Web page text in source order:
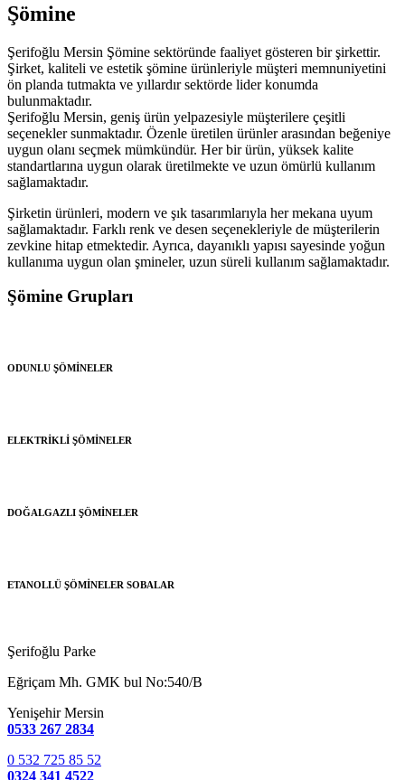
Şömine
Şerifoğlu Mersin Şömine sektöründe faaliyet gösteren bir şirkettir.
Şirket, kaliteli ve estetik şömine ürünleriyle müşteri memnuniyetini
ön planda tutmakta ve yıllardır sektörde lider konumda
bulunmaktadır.
Şerifoğlu Mersin, geniş ürün yelpazesiyle müşterilere çeşitli
seçenekler sunmaktadır. Özenle üretilen ürünler arasından beğeniye
uygun olanı seçmek mümkündür. Her bir ürün, yüksek kalite
standartlarına uygun olarak üretilmekte ve uzun ömürlü kullanım
sağlamaktadır.
Şirketin ürünleri, modern ve şık tasarımlarıyla her mekana uyum
sağlamaktadır. Farklı renk ve desen seçenekleriyle de müşterilerin
zevkine hitap etmektedir. Ayrıca, dayanıklı yapısı sayesinde yoğun
kullanıma uygun olan şmineler, uzun süreli kullanım sağlamaktadır.
Şömine Grupları
ODUNLU ŞÖMİNELER
ELEKTRİKLİ ŞÖMİNELER
DOĞALGAZLI ŞÖMİNELER
ETANOLLÜ ŞÖMİNELER SOBALAR
Şerifoğlu Parke
Eğriçam Mh. GMK bul No:540/B
Yenişehir Mersin
0533 267 2834
0 532 725 85 52
0324 341 4522